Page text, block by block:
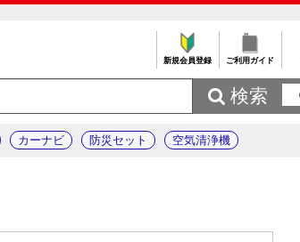
新規会員登録 ご利用ガイド
 検索
カーナビ 防災セット 空気清浄機